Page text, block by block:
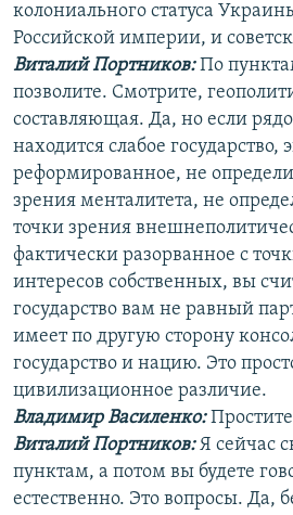
колониального статуса
Российской империи, и
Виталий Портников:По
позволите. Смотрите,
составляющая. Да, но если
находится слабое
реформированное, не
зрения менталитета, не
точки зрения
фактически разорванное с
интересов собственных, вы
государство вам не равный
имеет по другую сторону
государство и нацию. Это
цивилизационное различие.
Владимир Василенко:
Виталий Портников:Я сейчас
пунктам, а потом вы будете
естественно. Это вопросы. Да,